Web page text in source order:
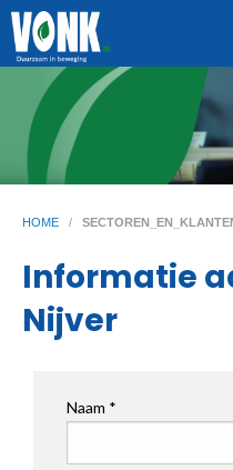
HOME /
Informatie
Nijver
Naam *